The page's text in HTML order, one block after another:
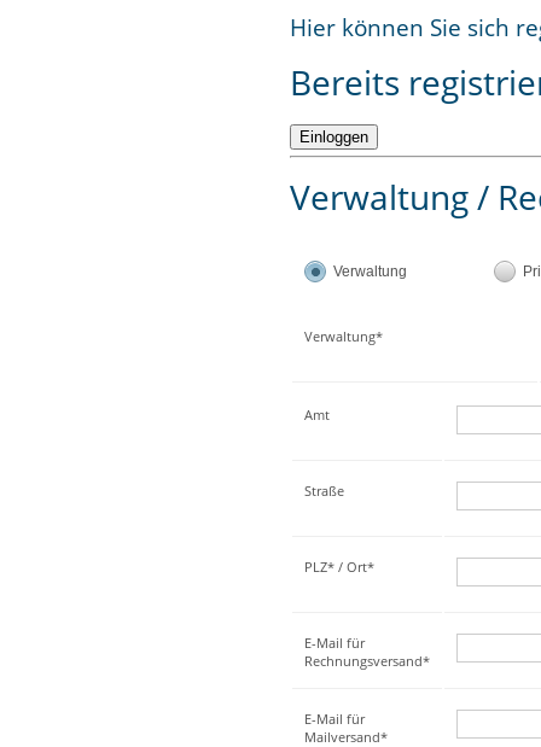
Hier können Sie sich
Bereits
Verwaltung /
Verwaltung
Verwaltung*
Amt
Straße
PLZ* / Ort*
E-Mail für
Rechnungsversand*
E-Mail für
Mailversand*